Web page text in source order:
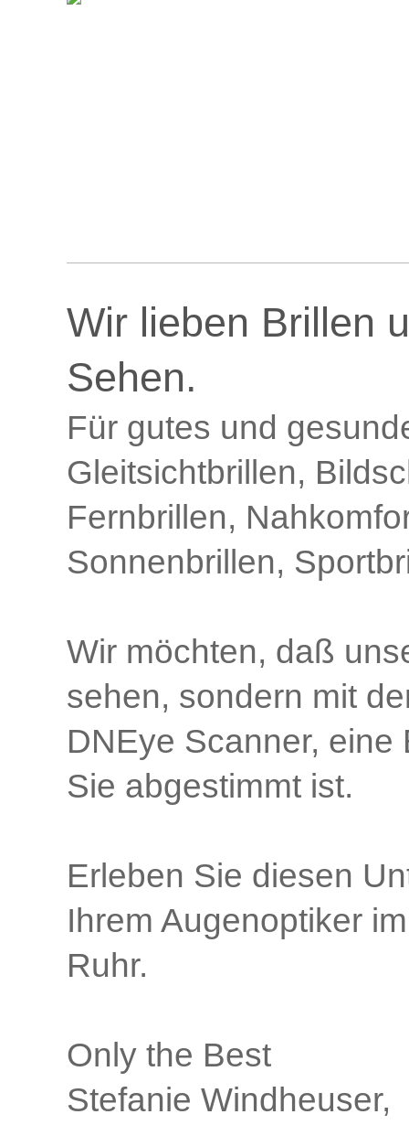
Wir lieben Brillen
Sehen.
Für gutes und
Gleitsichtbrillen,
Fernbrillen,
Sonnenbrillen,
Wir möchten, daß
sehen, sondern mit
DNEye Scanner,
Sie abgestimmt ist.
Erleben Sie diesen
Ihrem Augenoptiker
Ruhr.
Only the Best
Stefanie Windheuser,